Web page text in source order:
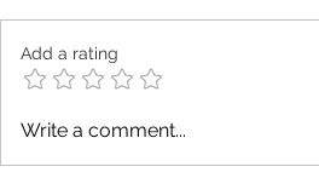
Add a rating
Write a comment...